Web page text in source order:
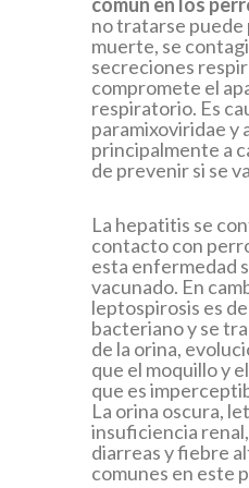
común en los
no tratarse puede
muerte, se
secreciones
compromete el
respiratorio. Es
paramixoviridae y
principalmente a
de prevenir si se
La hepatitis se
contacto con
esta enfermedad
vacunado. En
leptospirosis es
bacteriano y se
de la orina,
que el moquillo y
que es
La orina oscura,
insuficiencia
diarreas y fiebre
comunes en este